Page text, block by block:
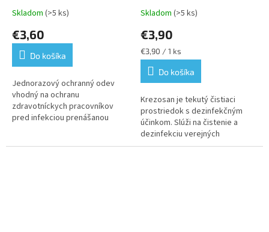
Skladom (>5 ks)
€3,60
Do košíka
Jednorazový ochranný odev
vhodný na ochranu
zdravotníckych pracovníkov
pred infekciou prenášanou
Skladom (>5 ks)
€3,90
Jednotková
cena:
€3,90 / 1 ks
Do košíka
Krezosan je tekutý čistiaci
prostriedok s dezinfekčným
účinkom. Slúži na čistenie a
dezinfekciu verejných
hygienických a zdravotníckych